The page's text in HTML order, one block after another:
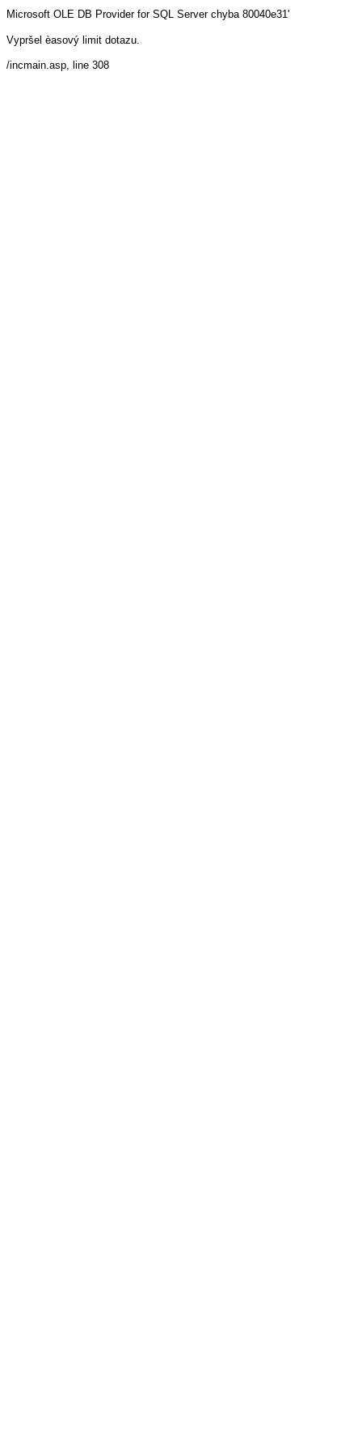
Microsoft OLE DB Provider for SQL Server chyba 80040e31'
Vypršel èasový limit dotazu.
/incmain.asp, line 308